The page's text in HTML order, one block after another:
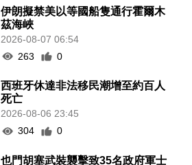
伊朗擬禁美以等國船隻通行霍爾木
茲海峽
2026-08-07 06:54
263
0
西班牙休達非法移民潮增至約百人
死亡
2026-08-06 23:45
304
0
也門胡塞武裝襲擊致35名政府軍士